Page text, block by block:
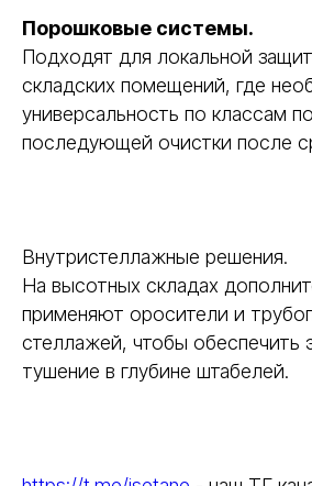
Порошковые системы.
Подходят для локальной
складских помещений, где
универсальность по классам
последующей очистки после
Внутристеллажные решения.
На высотных складах
применяют оросители и
стеллажей, чтобы обеспечить
тушение в глубине штабелей.